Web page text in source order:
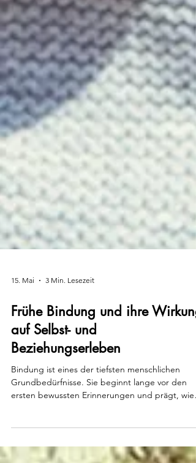
15. Mai 3 Min. Lesezeit
Frühe Bindung und ihre Wirkung
auf Selbst- und
Beziehungserleben
Grundbedürfnisse. Sie beginnt lange vor den
ersten bewussten Erinnerungen und prägt, wie
wir uns selbst erleben, wie wir Beziehungen